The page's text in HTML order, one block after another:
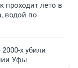
проходит лето в
водой по
х убили
Уфы